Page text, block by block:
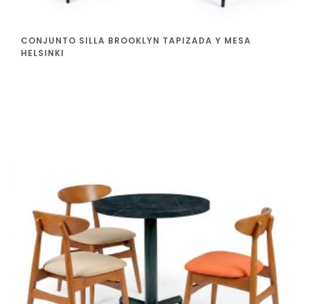
CONJUNTO SILLA BROOKLYN TAPIZADA Y MESA
HELSINKI